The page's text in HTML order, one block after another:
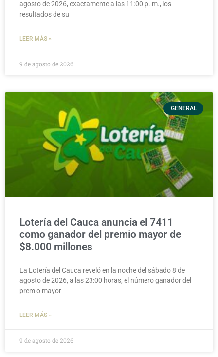
agosto de 2026, exactamente a las 11:00 p. m., los
resultados de su
LEER MÁS »
9 de agosto de 2026
GENERAL
Lotería del Cauca anuncia el 7411
como ganador del premio mayor de
$8.000 millones
La Lotería del Cauca reveló en la noche del sábado 8 de
agosto de 2026, a las 23:00 horas, el número ganador del
premio mayor
LEER MÁS »
9 de agosto de 2026